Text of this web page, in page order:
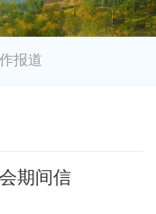
报道
期间信